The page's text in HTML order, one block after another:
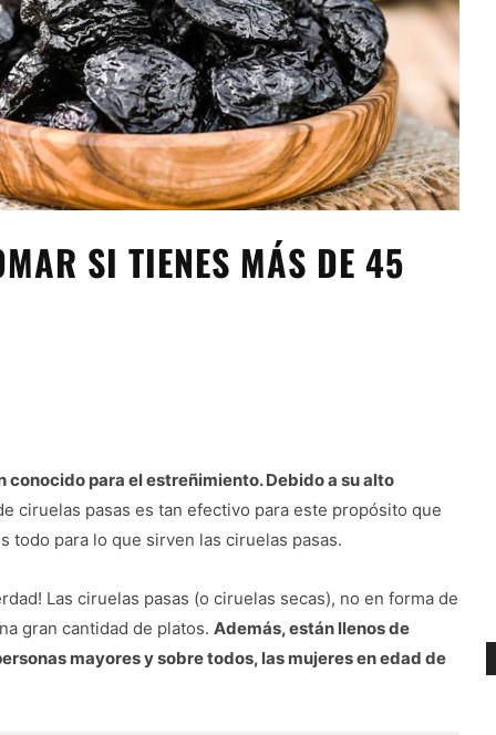
SI TIENES MÁS DE 45
conocido para el estreñimiento. Debido a su alto
ciruelas pasas es tan efectivo para este propósito que
todo para lo que sirven las ciruelas pasas.
Las ciruelas pasas (o ciruelas secas), no en forma de
gran cantidad de platos. Además, están llenos de
mayores y sobre todos, las mujeres en edad de